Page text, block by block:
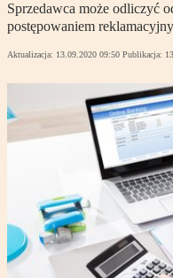
Sprzedawca może odliczyć
postępowaniem
Aktualizacja: 13.09.2020 09:50 Publikacja: